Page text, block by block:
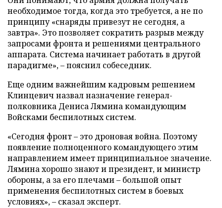
необходимое тогда, когда это требуется, а не по
принципу «снаряды привезут не сегодня, а
завтра». Это позволяет сократить разрыв между
запросами фронта и решениями центрального
аппарата. Система начинает работать в другой
парадигме», – пояснил собеседник.
Еще одним важнейшим кадровым решением
Клинцевич назвал назначение генерал-
полковника Дениса Лямина командующим
Войсками беспилотных систем.
«Сегодня фронт – это дроновая война. Поэтому
появление полноценного командующего этим
направлением имеет принципиальное значение.
Лямина хорошо знают и президент, и министр
обороны, а за его плечами – большой опыт
применения беспилотных систем в боевых
условиях», – сказал эксперт.